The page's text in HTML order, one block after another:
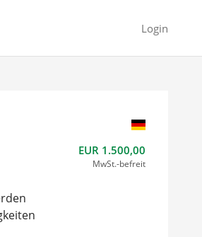
Login
EUR 1.500,00
MwSt.-befreit